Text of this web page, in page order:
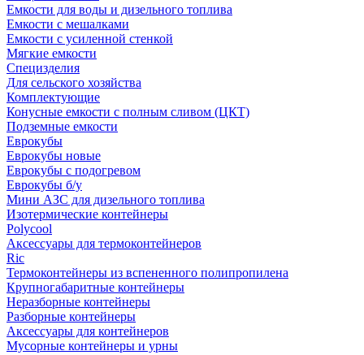
Емкости для воды и дизельного топлива
Емкости с мешалками
Емкости с усиленной стенкой
Мягкие емкости
Специзделия
Для сельского хозяйства
Комплектующие
Конусные емкости с полным сливом (ЦКТ)
Подземные емкости
Еврокубы
Еврокубы новые
Еврокубы с подогревом
Еврокубы б/у
Мини АЗС для дизельного топлива
Изотермические контейнеры
Polycool
Аксессуары для термоконтейнеров
Ric
Термоконтейнеры из вспененного полипропилена
Крупногабаритные контейнеры
Неразборные контейнеры
Разборные контейнеры
Аксессуары для контейнеров
Мусорные контейнеры и урны